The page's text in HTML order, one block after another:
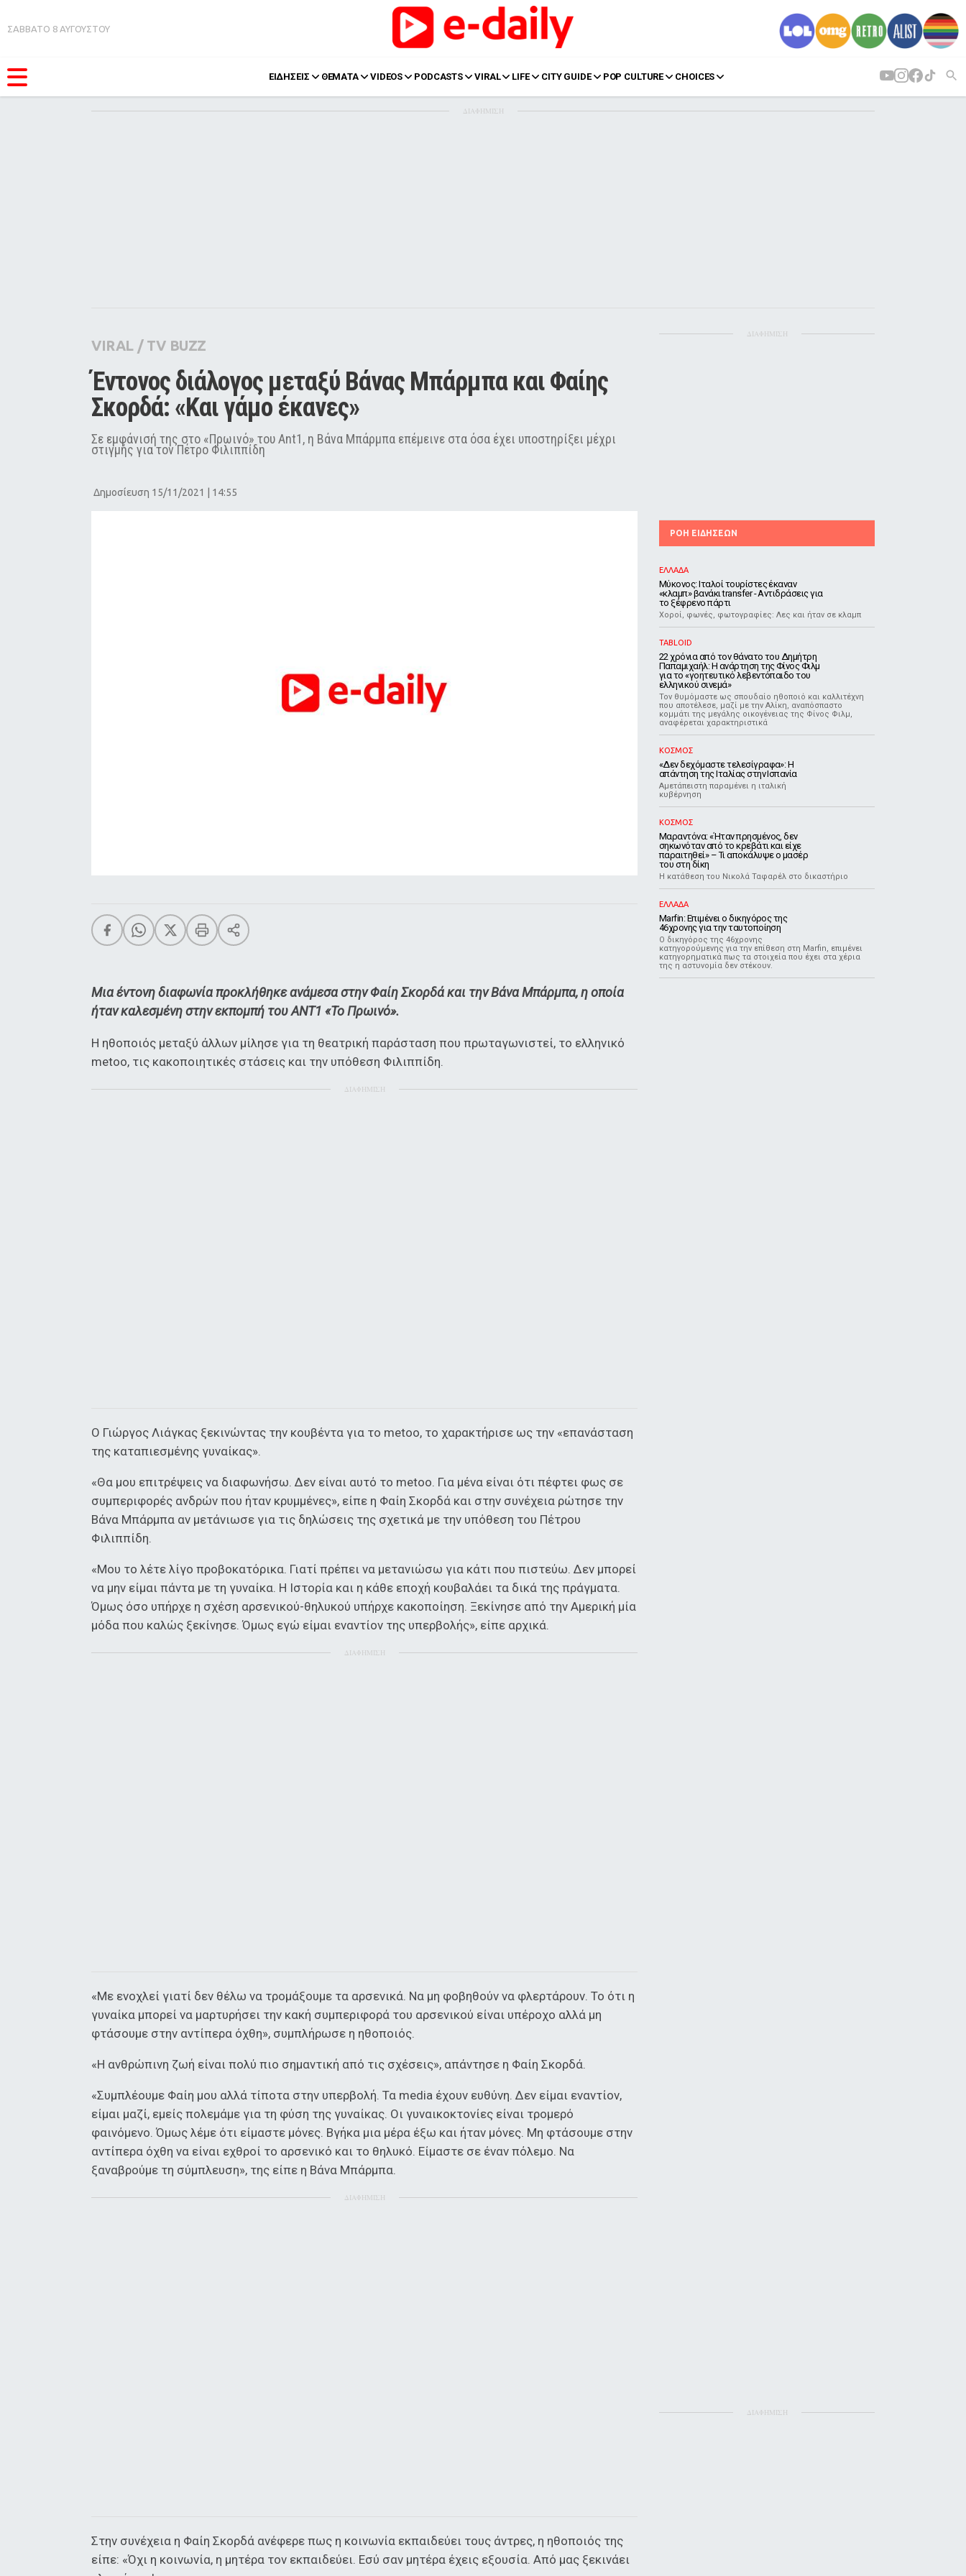
ΣΑΒΒΑΤΟ 8 ΑΥΓΟΥΣΤΟΥ
ΕΙΔΗΣΕΙΣ ΘΕΜΑΤΑ VIDEOS PODCASTS VIRAL LIFE CITY GUIDE POP CULTURE CHOICES
Pop Culture
Agenda
ΔΙΑΦΗΜΙΣΗ
VIRAL / TV BUZZ
Έντονος διάλογος μεταξύ Βάνας Μπάρμπα και Φαίης
Σκορδά: «Και γάμο έκανες»
Σε εμφάνισή της στο «Πρωινό» του Ant1, η Βάνα Μπάρμπα επέμεινε στα όσα έχει υποστηρίξει μέχρι
στιγμής για τον Πέτρο Φιλιππίδη
Δημοσίευση 15/11/2021 | 14:55
Μια έντονη διαφωνία προκλήθηκε ανάμεσα στην Φαίη Σκορδά και την Βάνα Μπάρμπα, η οποία
ήταν καλεσμένη στην εκπομπή του ΑΝΤ1 «Το Πρωινό».
Η ηθοποιός μεταξύ άλλων μίλησε για τη θεατρική παράσταση που πρωταγωνιστεί, το ελληνικό
metoo, τις κακοποιητικές στάσεις και την υπόθεση Φιλιππίδη.
ΔΙΑΦΗΜΙΣΗ
Ο Γιώργος Λιάγκας ξεκινώντας την κουβέντα για το metoo, το χαρακτήρισε ως την «επανάσταση
της καταπιεσμένης γυναίκας».
«Θα μου επιτρέψεις να διαφωνήσω. Δεν είναι αυτό το metoo. Για μένα είναι ότι πέφτει φως σε
συμπεριφορές ανδρών που ήταν κρυμμένες», είπε η Φαίη Σκορδά και στην συνέχεια ρώτησε την
Βάνα Μπάρμπα αν μετάνιωσε για τις δηλώσεις της σχετικά με την υπόθεση του Πέτρου
Φιλιππίδη.
«Μου το λέτε λίγο προβοκατόρικα. Γιατί πρέπει να μετανιώσω για κάτι που πιστεύω. Δεν μπορεί
να μην είμαι πάντα με τη γυναίκα. Η Ιστορία και η κάθε εποχή κουβαλάει τα δικά της πράγματα.
Όμως όσο υπήρχε η σχέση αρσενικού-θηλυκού υπήρχε κακοποίηση. Ξεκίνησε από την Αμερική μία
μόδα που καλώς ξεκίνησε. Όμως εγώ είμαι εναντίον της υπερβολής», είπε αρχικά.
ΔΙΑΦΗΜΙΣΗ
«Με ενοχλεί γιατί δεν θέλω να τρομάξουμε τα αρσενικά. Να μη φοβηθούν να φλερτάρουν. Το ότι η
γυναίκα μπορεί να μαρτυρήσει την κακή συμπεριφορά του αρσενικού είναι υπέροχο αλλά μη
φτάσουμε στην αντίπερα όχθη», συμπλήρωσε η ηθοποιός.
«Η ανθρώπινη ζωή είναι πολύ πιο σημαντική από τις σχέσεις», απάντησε η Φαίη Σκορδά.
«Συμπλέουμε Φαίη μου αλλά τίποτα στην υπερβολή. Τα media έχουν ευθύνη. Δεν είμαι εναντίον,
είμαι μαζί, εμείς πολεμάμε για τη φύση της γυναίκας. Οι γυναικοκτονίες είναι τρομερό
φαινόμενο. Όμως λέμε ότι είμαστε μόνες. Βγήκα μια μέρα έξω και ήταν μόνες. Μη φτάσουμε στην
αντίπερα όχθη να είναι εχθροί το αρσενικό και το θηλυκό. Είμαστε σε έναν πόλεμο. Να
ξαναβρούμε τη σύμπλευση», της είπε η Βάνα Μπάρμπα.
ΔΙΑΦΗΜΙΣΗ
Στην συνέχεια η Φαίη Σκορδά ανέφερε πως η κοινωνία εκπαιδεύει τους άντρες, η ηθοποιός της
είπε: «Όχι η κοινωνία, η μητέρα τον εκπαιδεύει. Εσύ σαν μητέρα έχεις εξουσία. Από μας ξεκινάει
ΔΙΑΦΗΜΙΣΗ
ΡΟΗ ΕΙΔΗΣΕΩΝ
ΕΛΛΑΔΑ
Μύκονος: Ιταλοί τουρίστες έκαναν
«κλαμπ» βανάκι transfer - Αντιδράσεις για
το ξέφρενο πάρτι
Χοροί, φωνές, φωτογραφίες: Λες και ήταν σε κλαμπ
TABLOID
22 χρόνια από τον θάνατο του Δημήτρη
Παπαμιχαήλ: Η ανάρτηση της Φίνος Φιλμ
για το «γοητευτικό λεβεντόπαιδο του
ελληνικού σινεμά»
Τον θυμόμαστε ως σπουδαίο ηθοποιό και καλλιτέχνη
που αποτέλεσε, μαζί με την Αλίκη, αναπόσπαστο
κομμάτι της μεγάλης οικογένειας της Φίνος Φιλμ,
αναφέρεται χαρακτηριστικά
ΚΟΣΜΟΣ
«Δεν δεχόμαστε τελεσίγραφα»: Η
απάντηση της Ιταλίας στην Ισπανία
Αμετάπειστη παραμένει η ιταλική
κυβέρνηση
ΚΟΣΜΟΣ
Μαραντόνα: «Ήταν πρησμένος, δεν
σηκωνόταν από το κρεβάτι και είχε
παραιτηθεί» – Τι αποκάλυψε ο μασέρ
του στη δίκη
Η κατάθεση του Νικολά Ταφαρέλ στο δικαστήριο
ΕΛΛΑΔΑ
Marfin: Επιμένει ο δικηγόρος της
46χρονης για την ταυτοποίηση
Ο δικηγόρος της 46χρονης
κατηγορούμενης για την επίθεση στη Marfin, επιμένει
κατηγορηματικά πως τα στοιχεία που έχει στα χέρια
της η αστυνομία δεν στέκουν.
ΔΙΑΦΗΜΙΣΗ